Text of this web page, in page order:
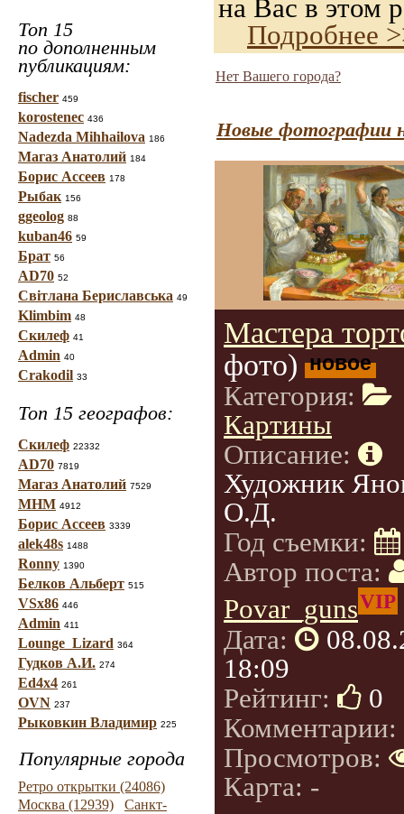
Топ 15
по дополненным
публикациям:
fischer 459
korostenec 436
Nadezda Mihhailova 186
Магаз Анатолий 184
Борис Ассеев 178
Рыбак 156
ggeolog 88
kuban46 59
Брат 56
AD70 52
Світлана Бериславська 49
Klimbim 48
Скилеф 41
Admin 40
Crakodil 33
Топ 15 географов:
Скилеф 22332
AD70 7819
Магаз Анатолий 7529
МНМ 4912
Борис Ассеев 3339
alek48s 1488
Ronny 1390
Белков Альберт 515
VSx86 446
Admin 411
Lounge_Lizard 364
Гудков А.И. 274
Ed4x4 261
OVN 237
Рыковкин Владимир 225
Популярные города
Ретро открытки (24086)
Москва (12939)
Санкт-
на Вас в этом
Подробнее
Нет Вашего города?
Новые фотографии
Мастера
фото) новое
Категория:
Картины
Описание:
Художник
О.Д.
Год съемки:
Автор поста:
Povar_gunsVIP
Дата:
18:09
Рейтинг:
0
Комментарии:
Просмотров:
Карта: -